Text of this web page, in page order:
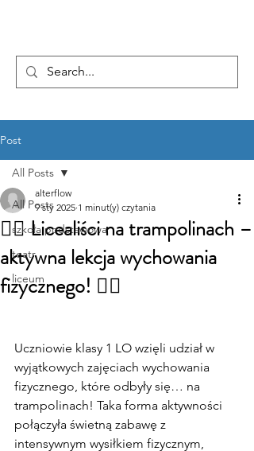
Post
All Posts
szkoła podstawowa
teatr
liceum
All Posts
🏋️‍♀️ Licealiści na trampolinach –
aktywna lekcja wychowania
fizycznego! 🤸‍♂️
alterflow
9 sty 2025 1 minut(y) czytania
Uczniowie klasy 1 LO wzięli udział w
wyjątkowych zajęciach wychowania
fizycznego, które odbyły się… na
trampolinach! Taka forma aktywności
połączyła świetną zabawę z
intensywnym wysiłkiem fizycznym,